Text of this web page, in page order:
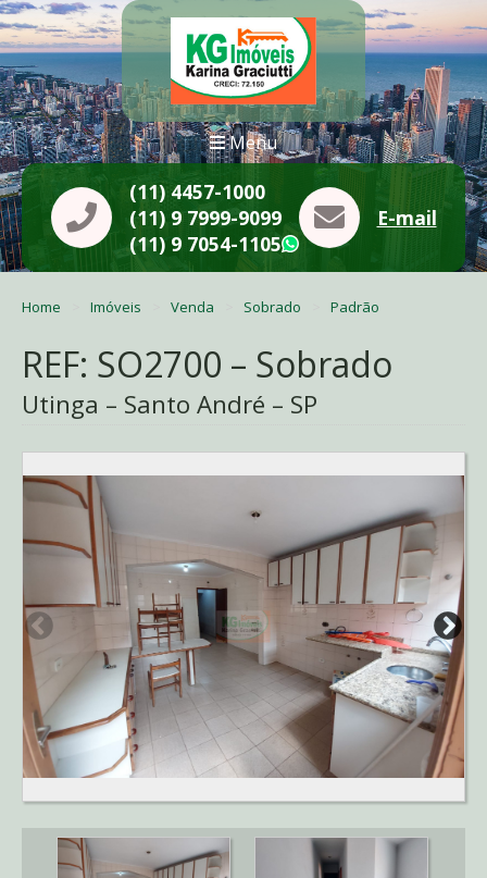
Menu
(11) 4457-1000
(11) 9 7999-9099
(11) 9 7054-1105
WhatsApp
E-mail
Home Imóveis Venda Sobrado Padrão
REF: SO2700 – Sobrado
Utinga – Santo André – SP